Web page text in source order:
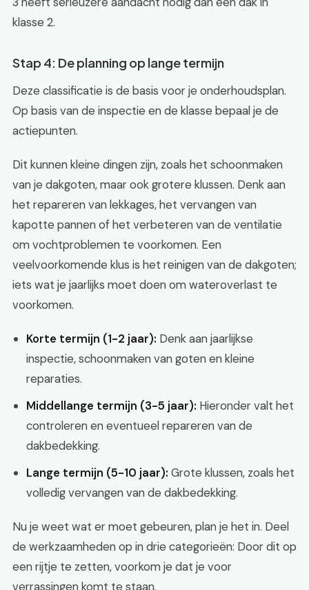
klasse 2.
Stap 4: De planning op lange termijn
Deze classificatie is de basis voor je onderhoudsplan.
Op basis van de inspectie en de klasse bepaal je de
actiepunten.
Dit kunnen kleine dingen zijn, zoals het schoonmaken
van je dakgoten, maar ook grotere klussen. Denk aan
het repareren van lekkages, het vervangen van
kapotte pannen of het verbeteren van de ventilatie
om vochtproblemen te voorkomen. Een
veelvoorkomende klus is het reinigen van de dakgoten;
iets wat je jaarlijks moet doen om wateroverlast te
voorkomen.
Korte termijn (1-2 jaar): Denk aan jaarlijkse
inspectie, schoonmaken van goten en kleine
reparaties.
Middellange termijn (3-5 jaar): Hieronder valt het
controleren en eventueel repareren van de
dakbedekking.
Lange termijn (5-10 jaar): Grote klussen, zoals het
volledig vervangen van de dakbedekking.
Nu je weet wat er moet gebeuren, plan je het in. Deel
de werkzaamheden op in drie categorieën: Door dit op
een rijtje te zetten, voorkom je dat je voor
verrassingen komt te staan.